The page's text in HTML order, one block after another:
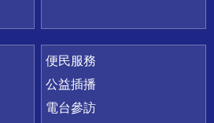
便民服務
公益插播
電台參訪